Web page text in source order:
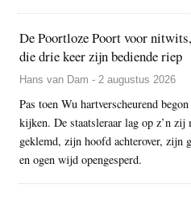
De Poortloze Poort voor
die drie keer zijn bediende riep
Hans van Dam - 2 augustus 2026
Pas toen Wu hartverscheurend
kijken. De staatsleraar lag op z’n
geklemd, zijn hoofd achterover, zijn
en ogen wijd opengesperd.